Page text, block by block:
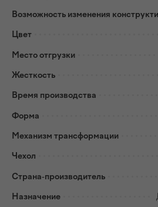
Возможность изменения
Цвет
Место отгрузки
Жесткость
Время производства
Форма
Механизм трансформации
Чехол
Страна-производитель
Назначение